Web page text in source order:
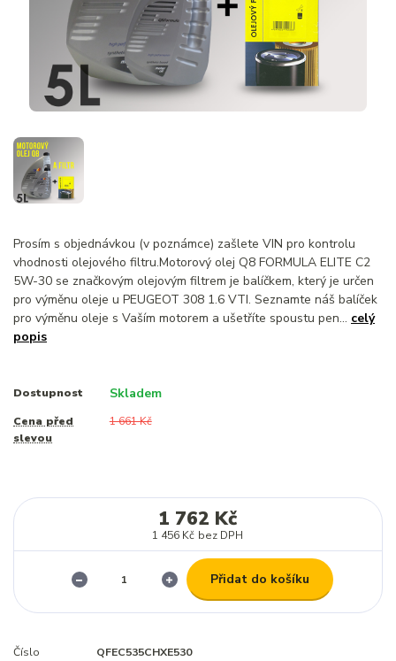
Prosím s objednávkou (v poznámce) zašlete VIN pro kontrolu
vhodnosti olejového filtru.Motorový olej Q8 FORMULA ELITE C2
5W-30 se značkovým olejovým filtrem je balíčkem, který je určen
pro výměnu oleje u PEUGEOT 308 1.6 VTI. Seznamte náš balíček
pro výměnu oleje s Vaším motorem a ušetříte spoustu pen... celý
popis
Dostupnost Skladem
Cena před
slevou
1 661 Kč
1 762 Kč
1 456 Kč bez DPH
Přidat do košíku
Číslo
QFEC535CHXE530